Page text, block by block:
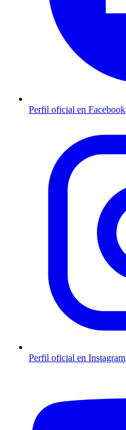
Perfil oficial en Facebook
Perfil oficial en Instagram